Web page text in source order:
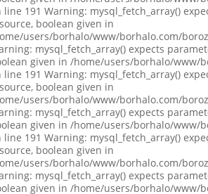
line 191 Warning: mysql_fetch_array()
boolean given in
users/borhalo/www/borhalo.com/
mysql_fetch_array() expects
given in /home/users/borhalo/www/
line 191 Warning: mysql_fetch_array()
boolean given in
users/borhalo/www/borhalo.com/
mysql_fetch_array() expects
given in /home/users/borhalo/www/
line 191 Warning: mysql_fetch_array()
boolean given in
users/borhalo/www/borhalo.com/
mysql_fetch_array() expects
given in /home/users/borhalo/www/